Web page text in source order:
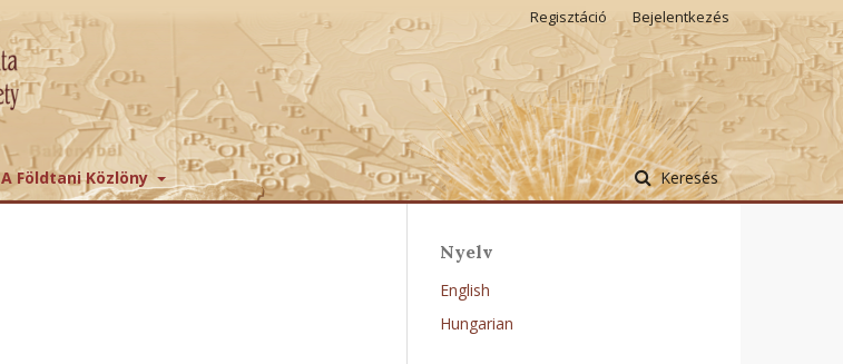
A Földtani Közlöny Keresés
Regisztáció Bejelentkezés
Nyelv
English
Hungarian